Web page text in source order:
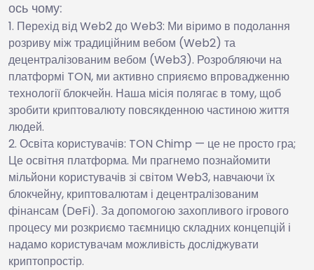
ось чому:
Перехід від Web2 до Web3: Ми віримо в подолання
розриву між традиційним вебом (Web2) та
децентралізованим вебом (Web3). Розробляючи на
платформі TON, ми активно сприяємо впровадженню
технології блокчейн. Наша місія полягає в тому, щоб
зробити криптовалюту повсякденною частиною життя
людей.
Освіта користувачів: TON Chimp — це не просто гра;
Це освітня платформа. Ми прагнемо познайомити
мільйони користувачів зі світом Web3, навчаючи їх
блокчейну, криптовалютам і децентралізованим
фінансам (DeFi). За допомогою захопливого ігрового
процесу ми розкриємо таємницю складних концепцій і
надамо користувачам можливість досліджувати
криптопростір.